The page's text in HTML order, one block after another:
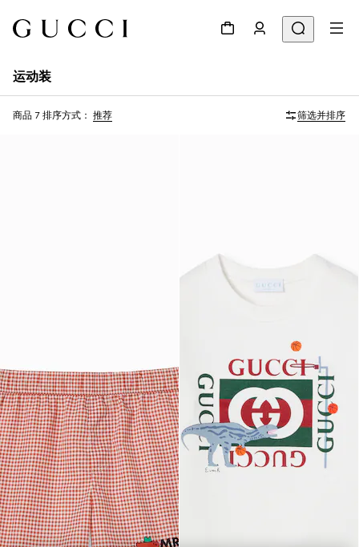
运动装
商品 7 排序方式： 推荐 筛选并排序